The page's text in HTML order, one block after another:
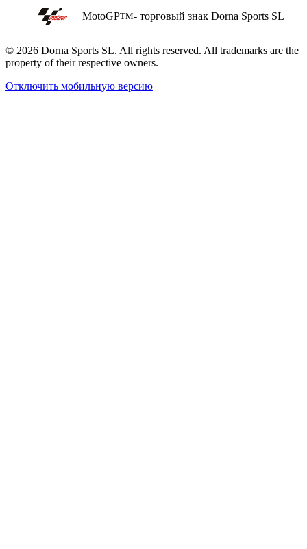
MotoGPTM- торговый знак Dorna Sports SL
© 2026 Dorna Sports SL. All rights reserved. All trademarks are the
property of their respective owners.
Отключить мобильную версию